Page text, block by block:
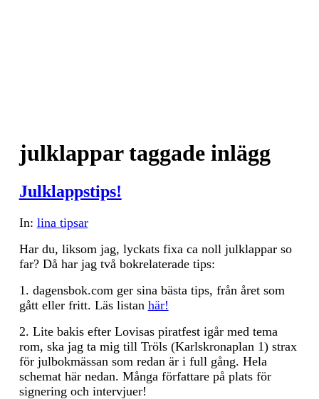
julklappar taggade inlägg
Julklappstips!
In: lina tipsar
Har du, liksom jag, lyckats fixa ca noll julklappar so
far? Då har jag två bokrelaterade tips:
1. dagensbok.com ger sina bästa tips, från året som
gått eller fritt. Läs listan här!
2. Lite bakis efter Lovisas piratfest igår med tema
rom, ska jag ta mig till Tröls (Karlskronaplan 1) strax
för julbokmässan som redan är i full gång. Hela
schemat här nedan. Många författare på plats för
signering och intervjuer!